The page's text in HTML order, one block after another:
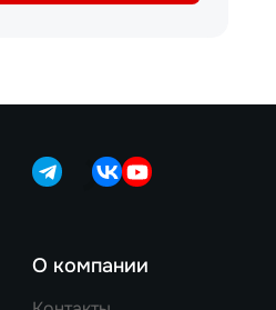
О компании